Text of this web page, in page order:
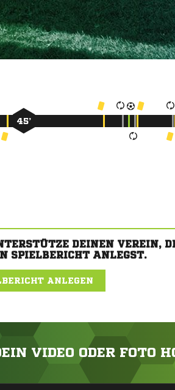
45’
DEINEN VEREIN,
SPIELBERICHT ANLEGST.
ANLEGEN
VIDEO ODER FOTO